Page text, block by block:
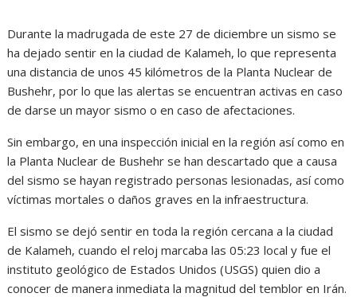
Durante la madrugada de este 27 de diciembre un sismo se
ha dejado sentir en la ciudad de Kalameh, lo que representa
una distancia de unos 45 kilómetros de la Planta Nuclear de
Bushehr, por lo que las alertas se encuentran activas en caso
de darse un mayor sismo o en caso de afectaciones.
Sin embargo, en una inspección inicial en la región así como en
la Planta Nuclear de Bushehr se han descartado que a causa
del sismo se hayan registrado personas lesionadas, así como
víctimas mortales o daños graves en la infraestructura.
El sismo se dejó sentir en toda la región cercana a la ciudad
de Kalameh, cuando el reloj marcaba las 05:23 local y fue el
instituto geológico de Estados Unidos (USGS) quien dio a
conocer de manera inmediata la magnitud del temblor en Irán.